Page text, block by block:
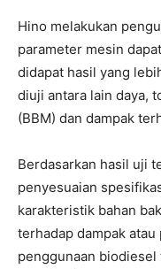
Hino melakukan
parameter mesin
didapat hasil yang
diuji antara lain daya,
(BBM) dan dampak
Berdasarkan hasil uji
penyesuaian
karakteristik bahan
terhadap dampak
penggunaan